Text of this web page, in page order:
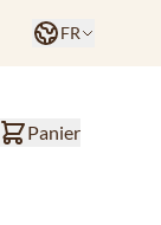
Langue
FR
Panier